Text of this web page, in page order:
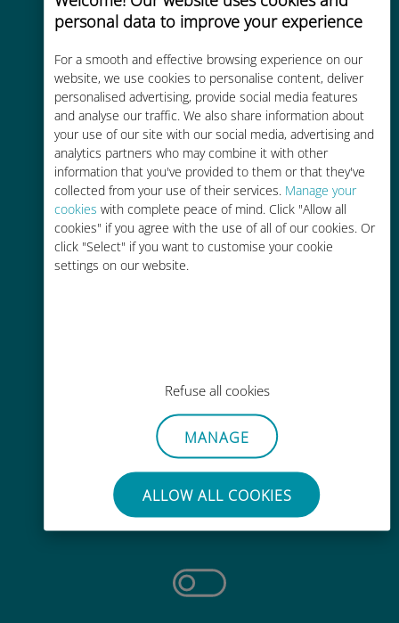
personal data to improve your experience
For a smooth and effective browsing experience on our
website, we use cookies to personalise content, deliver
personalised advertising, provide social media features
and analyse our traffic. We also share information about
your use of our site with our social media, advertising and
analytics partners who may combine it with other
information that you've provided to them or that they've
collected from your use of their services. Manage your
cookies with complete peace of mind. Click "Allow all
cookies" if you agree with the use of all of our cookies. Or
click "Select" if you want to customise your cookie
settings on our website.
Refuse all cookies
MANAGE
ALLOW ALL COOKIES
Kosteneffectief
Tot 90% goedkoper dan
roamingkosten bij je huidige
provider
Moeiteloos
Je hoeft je bestaande simkaart niet
te verwijderen